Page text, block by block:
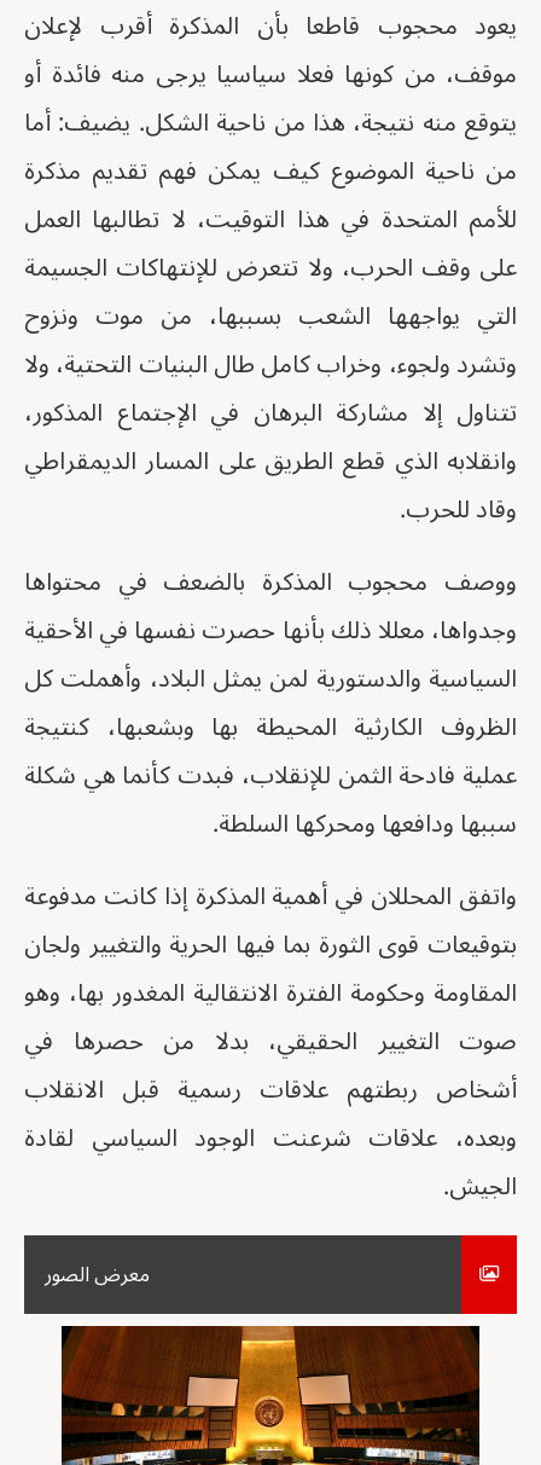
يعود محجوب قاطعا بأن المذكرة أقرب لإعلان
موقف، من كونها فعلا سياسيا يرجى منه فائدة أو
يتوقع منه نتيجة، هذا من ناحية الشكل. يضيف: أما
من ناحية الموضوع كيف يمكن فهم تقديم مذكرة
للأمم المتحدة في هذا التوقيت، لا تطالبها العمل
على وقف الحرب، ولا تتعرض للإنتهاكات الجسيمة
التي يواجهها الشعب بسببها، من موت ونزوح
وتشرد ولجوء، وخراب كامل طال البنيات التحتية، ولا
تتناول إلا مشاركة البرهان في الإجتماع المذكور،
وانقلابه الذي قطع الطريق على المسار الديمقراطي
وقاد للحرب.
ووصف محجوب المذكرة بالضعف في محتواها
وجدواها، معللا ذلك بأنها حصرت نفسها في الأحقية
السياسية والدستورية لمن يمثل البلاد، وأهملت كل
الظروف الكارثية المحيطة بها وبشعبها، كنتيجة
عملية فادحة الثمن للإنقلاب، فبدت كأنما هي شكلة
سببها ودافعها ومحركها السلطة.
واتفق المحللان في أهمية المذكرة إذا كانت مدفوعة
بتوقيعات قوى الثورة بما فيها الحرية والتغيير ولجان
المقاومة وحكومة الفترة الانتقالية المغدور بها، وهو
صوت التغيير الحقيقي، بدلا من حصرها في
أشخاص ربطتهم علاقات رسمية قبل الانقلاب
وبعده، علاقات شرعنت الوجود السياسي لقادة
الجيش.
معرض الصور